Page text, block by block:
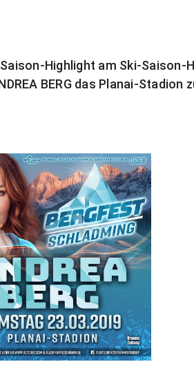
Highlight am Ski-Saison-
BERG das Planai-Stadion